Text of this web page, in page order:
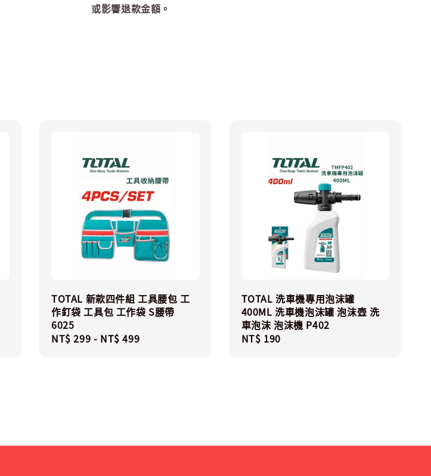
或影響退款金額。
TOTAL 新款四件組 工具腰包 工
作釘袋 工具包 工作袋 S腰帶
6025
Regular
NT$ 299 - NT$ 499
TOTAL 洗車機專用泡沫罐
400ML 洗車機泡沫罐 泡沫壺 洗
車泡沫 泡沫機 P402
Regular
NT$ 190